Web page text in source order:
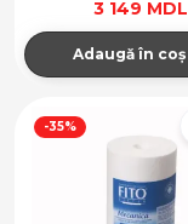
3 149 MDL
Adaugă în coș
-35%